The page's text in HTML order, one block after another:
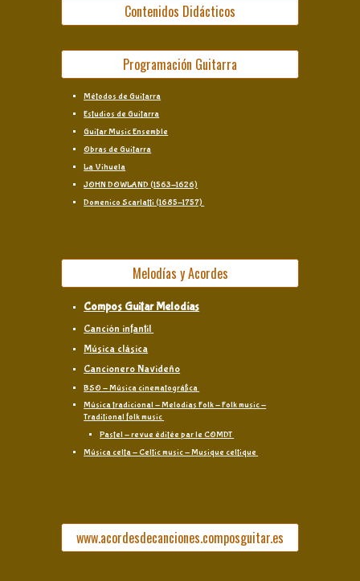
Contenidos Didácticos
Programación Guitarra
Métodos de Guitarra
Estudios de Guitarra
Guitar Music Ensemble
Obras de Guitarra
La Vihuela
JOHN DOWLAND (1563-1626)
Domenico Scarlatti (1685-1757)
Melodías y Acordes
Compos Guitar Melodías
Canción infantil
Música clásica
Cancionero Navideño
BSO - Música cinematográfica
Música tradicional - Melodías Folk - Folk music -
Traditional folk music
Pastel - revue éditée par le COMDT
Música celta - Celtic music - Musique celtique
www.acordesdecanciones.composguitar.es